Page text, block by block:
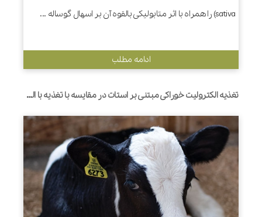
sativa) را همراه با اثر متابولیکی بالقوه آن بر اسهال گوساله ...
ادامه مطلب
تغذیه الکترولیت خوراکی مبتنی بر استات در مقایسه با تغذیه با الکترولیت خوراکی مبتنی بر بیکربنات، پتانسیل رشد باکتری اشرشیاکلی را در شیردان گوساله‌هایی که تنها با الکترولیت‌های خوراکی تغذیه می‌شوند، کاهش می‌دهد